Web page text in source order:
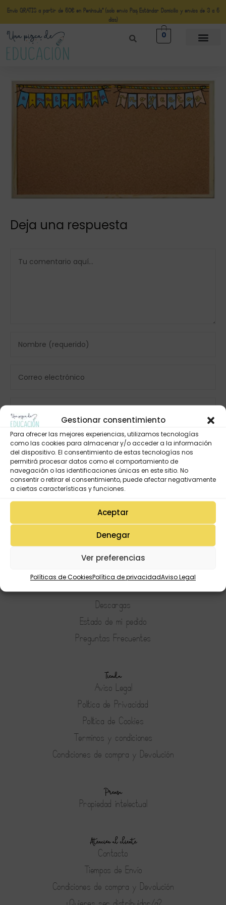
Gestionar consentimiento
Para ofrecer las mejores experiencias, utilizamos tecnologías
como las cookies para almacenar y/o acceder a la información
del dispositivo. El consentimiento de estas tecnologías nos
permitirá procesar datos como el comportamiento de
navegación o las identificaciones únicas en este sitio. No
consentir o retirar el consentimiento, puede afectar negativamente
a ciertas características y funciones.
Aceptar
Denegar
Ver preferencias
Políticas de CookiesPolítica de privacidadAviso Legal
Envío GRATIS a partir de 50€ en Península* (solo envio Paq Estándar Domicilio y envíos de 3 a 5
días)
0
Deja una respuesta
Mi Cuenta
Lista de deseos
Mi Perfil
Descargas
Estado de mi pedido
Preguntas Frecuentes
Tienda
Aviso Legal
Política de Privacidad
Política de Cookies
Terminos y condiciones
Condiciones de compra y Devolución
Prensa
Propiedad intelectual
Atención al cliente
Contacto
Tiempos de Envío
Condiciones de compra y Devolución